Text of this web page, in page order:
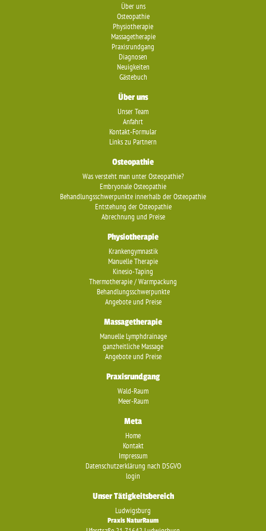
Über uns
Osteopathie
Physiotherapie
Massagetherapie
Praxisrundgang
Diagnosen
Neuigkeiten
Gästebuch
Über uns
Unser Team
Anfahrt
Kontakt-Formular
Links zu Partnern
Osteopathie
Was versteht man unter Osteopathie?
Embryonale Osteopathie
Behandlungsschwerpunkte innerhalb der Osteopathie
Entstehung der Osteopathie
Abrechnung und Preise
Physiotherapie
Krankengymnastik
Manuelle Therapie
Kinesio-Taping
Thermotherapie / Warmpackung
Behandlungsschwerpunkte
Angebote und Preise
Massagetherapie
Manuelle Lymphdrainage
ganzheitliche Massage
Angebote und Preise
Praxisrundgang
Wald-Raum
Meer-Raum
Meta
Home
Kontakt
Impressum
Datenschutzerklärung nach DSGVO
login
Unser Tätigkeitsbereich
Ludwigsburg
Praxis NaturRaum